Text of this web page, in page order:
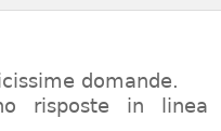
domande.
risposte in